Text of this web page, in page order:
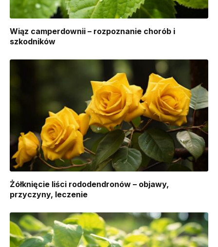
Wiąz camperdownii – rozpoznanie chorób i
szkodników
Żółknięcie liści rododendronów – objawy,
przyczyny, leczenie